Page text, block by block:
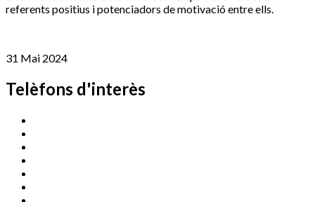
referents positius i potenciadors de motivació entre ells.
31 Mai 2024
Telèfons d'interès